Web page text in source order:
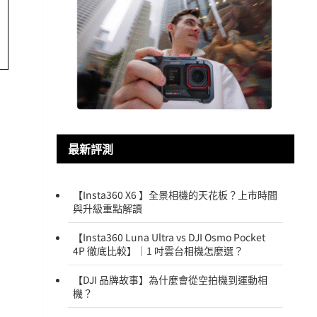
最新評測
【Insta360 X6 】全景相機的天花板？上市時間
與升級重點解讀
【Insta360 Luna Ultra vs DJI Osmo Pocket
4P 徹底比較】｜1 吋雲台相機怎麼選？
【DJI 品牌故事】為什麼會從空拍機到運動相
機？